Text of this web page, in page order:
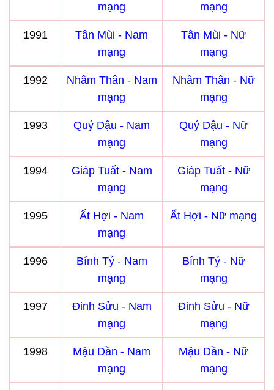
mạng
mạng
1991
Tân Mùi - Nam
mạng
Tân Mùi - Nữ
mạng
1992
Nhâm Thân - Nam
mạng
Nhâm Thân - Nữ
mạng
1993
Quý Dậu - Nam
mạng
Quý Dậu - Nữ
mạng
1994
Giáp Tuất - Nam
mạng
Giáp Tuất - Nữ
mạng
1995
Ất Hợi - Nam
mạng
Ất Hợi - Nữ mạng
1996
Bính Tý - Nam
mạng
Bính Tý - Nữ
mạng
1997
Đinh Sửu - Nam
mạng
Đinh Sửu - Nữ
mạng
1998
Mậu Dần - Nam
mạng
Mậu Dần - Nữ
mạng